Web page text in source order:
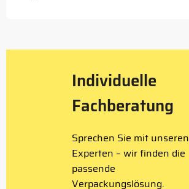
Individuelle
Fachberatung
Sprechen Sie mit unseren
Experten – wir finden die
passende
Verpackungslösung.